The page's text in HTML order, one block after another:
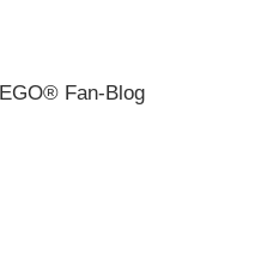
Fan-Blog